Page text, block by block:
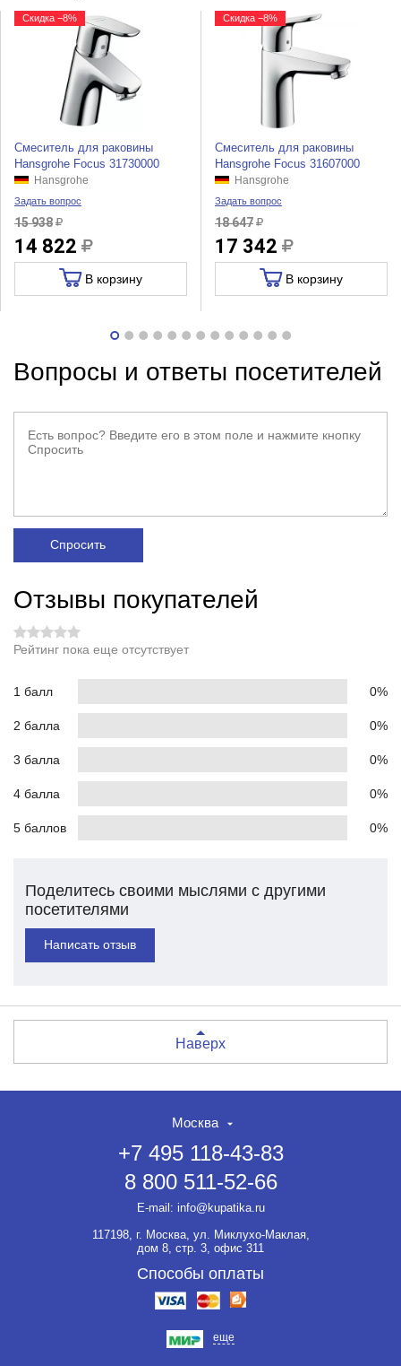
Скидка −8%
Смеситель для раковины
Hansgrohe Focus 31730000
Hansgrohe
Задать вопрос
15 938
14 822
В корзину
Скидка −8%
Смеситель для раковины
Hansgrohe Focus 31607000
Hansgrohe
Задать вопрос
18 647
17 342
В корзину
Вопросы и ответы посетителей
Спросить
Отзывы покупателей
Рейтинг пока еще отсутствует
1 балл 0%
2 балла 0%
3 балла 0%
4 балла 0%
5 баллов 0%
Поделитесь своими мыслями с другими
посетителями
Написать отзыв
Наверх
Москва
+7 495 118-43-83
8 800 511-52-66
E-mail: info@kupatika.ru
117198, г. Москва, ул. Миклухо-Маклая,
дом 8, стр. 3, офис 311
Способы оплаты
еще